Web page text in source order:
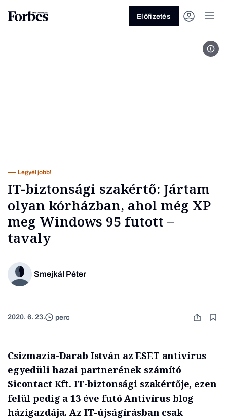
Üzlet
Előfizetés
Legyél jobb!
IT-biztonsági szakértő: Jártam
olyan kórházban, ahol még XP
meg Windows 95 futott –
tavaly
Smejkál Péter
2020. 6. 23. perc
Csizmazia-Darab István az ESET antivírus
egyedüli hazai partnerének számító
Sicontact Kft. IT-biztonsági szakértője, ezen
felül pedig a 13 éve futó Antivírus blog
házigazdája. Az IT-újságírásban csak